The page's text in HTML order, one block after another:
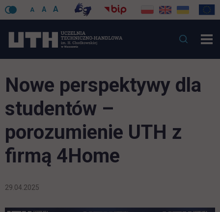
A A A
Nowe perspektywy dla
studentów –
porozumienie UTH z
firmą 4Home
29.04.2025